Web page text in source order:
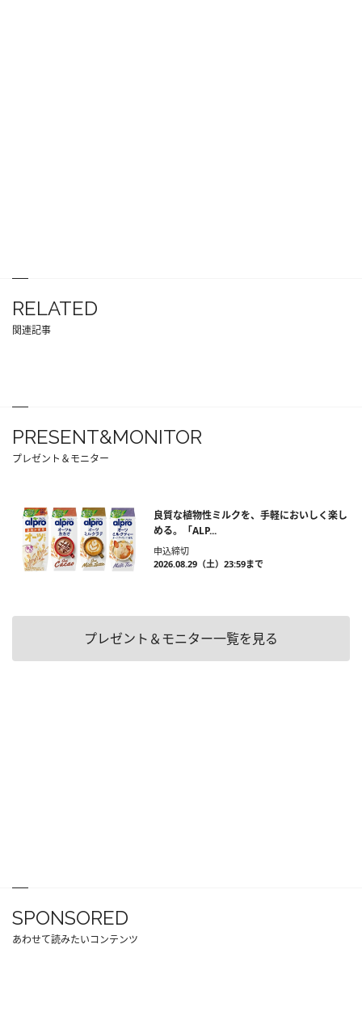
RELATED
関連記事
PRESENT&MONITOR
プレゼント＆モニター
良質な植物性ミルクを、手軽においしく楽し
める。「ALP...
申込締切
2026.08.29（土）23:59まで
プレゼント＆モニター一覧を見る
SPONSORED
あわせて読みたいコンテンツ